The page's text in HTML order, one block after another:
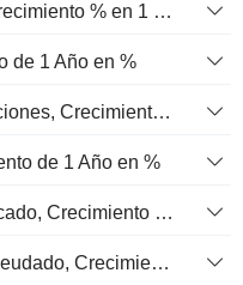
Valor Contable Tangible, Crecimiento % en 1 año
de 1 Año en %
Flujo de Efectivo de Operaciones, Crecimiento de 1 Año en %
de 1 Año en %
Flujo de Caja Libre Apalancado, Crecimiento de 1 Año %
Flujo de Caja Libre No Endeudado, Crecimiento de 1 Año %